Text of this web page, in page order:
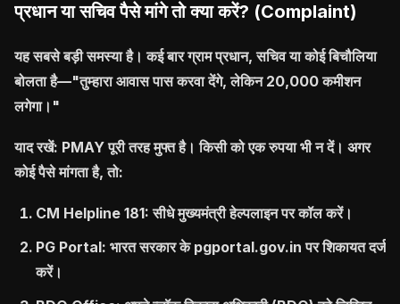
प्रधान या सचिव पैसे मांगे तो क्या करें? (Complaint)
यह सबसे बड़ी समस्या है। कई बार ग्राम प्रधान, सचिव या कोई बिचौलिया
बोलता है—"तुम्हारा आवास पास करवा देंगे, लेकिन 20,000 कमीशन
लगेगा।"
याद रखें: PMAY पूरी तरह मुफ्त है। किसी को एक रुपया भी न दें। अगर
कोई पैसे मांगता है, तो:
CM Helpline 181: सीधे मुख्यमंत्री हेल्पलाइन पर कॉल करें।
PG Portal: भारत सरकार के pgportal.gov.in पर शिकायत दर्ज
करें।